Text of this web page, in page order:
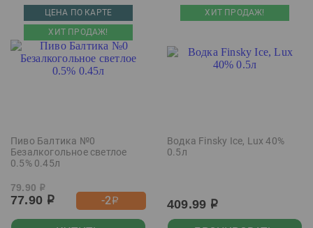
ЦЕНА ПО КАРТЕ
ХИТ ПРОДАЖ!
Пиво Балтика №0
Безалкогольное светлое
0.5% 0.45л
79.90 р
77.90 р -2р
ХИТ ПРОДАЖ!
Водка Finsky Ice, Lux 40%
0.5л
409.99 р